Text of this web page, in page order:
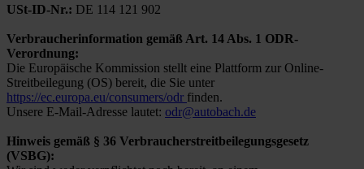
USt-ID-Nr.: DE 114 121 902
Verbraucherinformation gemäß Art. 14 Abs. 1 ODR-
Verordnung:
Die Europäische Kommission stellt eine Plattform zur Online-
Streitbeilegung (OS) bereit, die Sie unter
https://ec.europa.eu/consumers/odr finden.
Unsere E-Mail-Adresse lautet: odr@autobach.de
Hinweis gemäß § 36 Verbraucherstreitbeilegungsgesetz
(VSBG):